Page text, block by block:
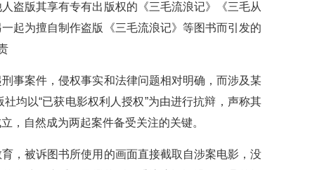
盗版其享有专有出版权的《三毛流浪记》《三毛从
起为擅自制作盗版《三毛流浪记》等图书而引发的
案件，侵权事实和法律问题相对明确，而涉及某
均以“已获电影权利人授权”为由进行抗辩，声称其
，自然成为两起案件备受关注的关键。
被诉图书所使用的画面直接截取自涉案电影，没